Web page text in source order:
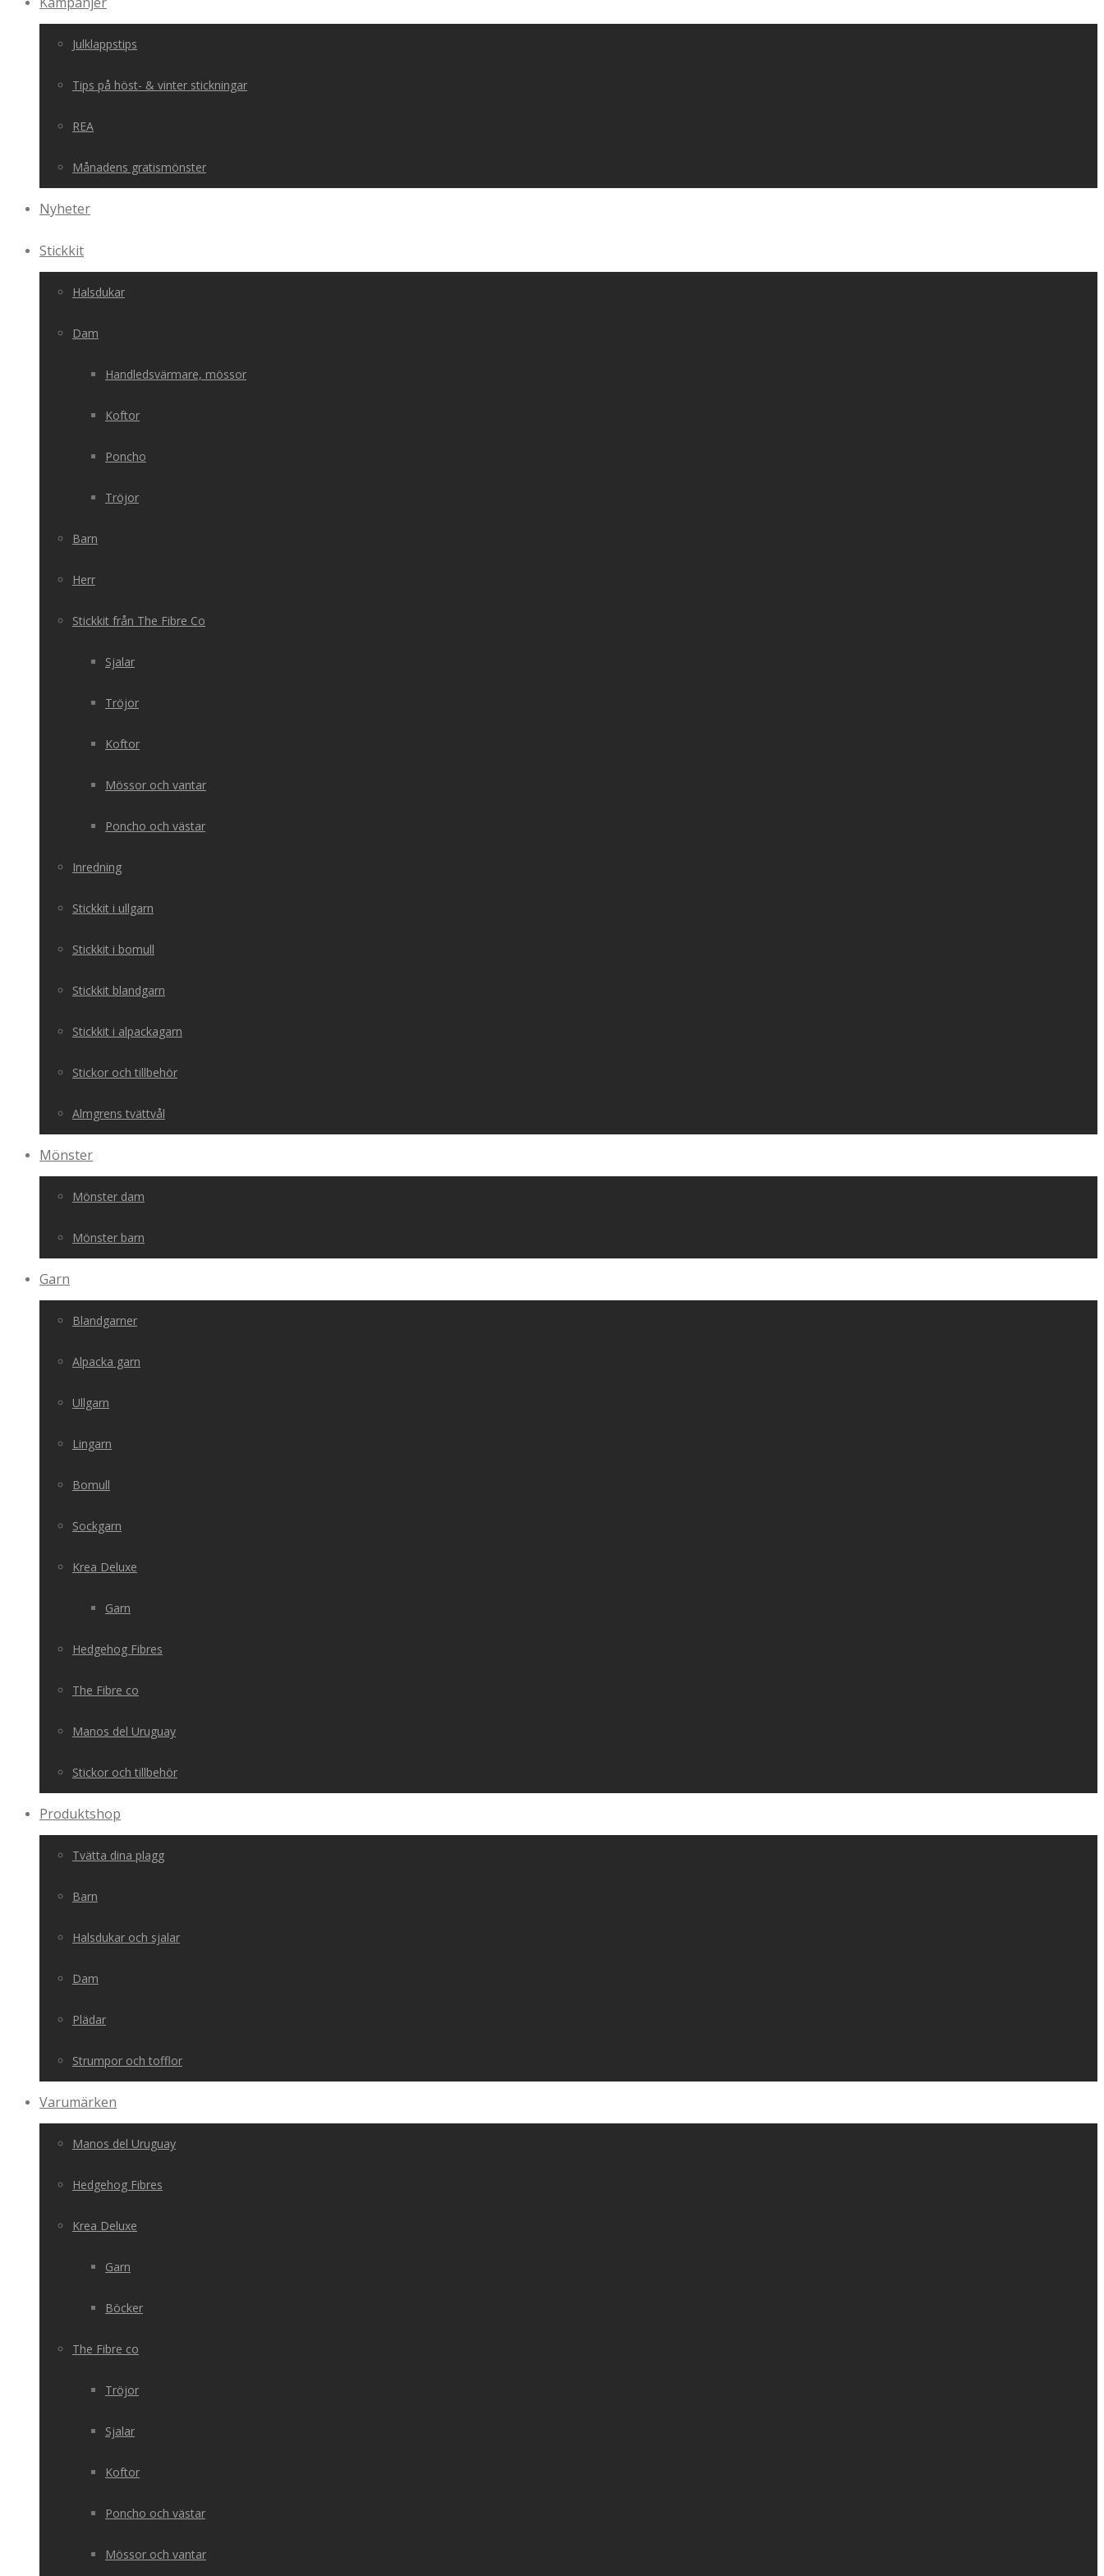
Julklappstips
Tips på höst- & vinter stickningar
REA
Månadens gratismönster
Nyheter
Stickkit
Halsdukar
Dam
Handledsvärmare, mössor
Koftor
Poncho
Tröjor
Barn
Herr
Stickkit från The Fibre Co
Sjalar
Tröjor
Koftor
Mössor och vantar
Poncho och västar
Inredning
Stickkit i ullgarn
Stickkit i bomull
Stickkit blandgarn
Stickkit i alpackagarn
Stickor och tillbehör
Almgrens tvättvål
Mönster
Mönster dam
Mönster barn
Garn
Blandgarner
Alpacka garn
Ullgarn
Lingarn
Bomull
Sockgarn
Krea Deluxe
Garn
Hedgehog Fibres
The Fibre co
Manos del Uruguay
Stickor och tillbehör
Produktshop
Tvätta dina plagg
Barn
Halsdukar och sjalar
Dam
Plädar
Strumpor och tofflor
Varumärken
Manos del Uruguay
Hedgehog Fibres
Krea Deluxe
Garn
Böcker
The Fibre co
Tröjor
Sjalar
Koftor
Poncho och västar
Mössor och vantar